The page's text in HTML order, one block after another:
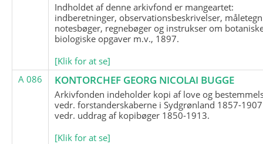
Indholdet af denne arkivfond er mangeartet:
indberetninger, observationsbeskrivelser,
notesbøger, regnebøger og instrukser om
biologiske opgaver m.v., 1897.
[Klik for at se]
A 086
KONTORCHEF GEORG NICOLAI BUGGE
Arkivfonden indeholder kopi af love og
vedr. forstanderskaberne i Sydgrønland 1857-
vedr. uddrag af kopibøger 1850-1913.
[Klik for at se]